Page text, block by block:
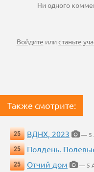
Ни одного
Войдите илистаньте
Также смотрите:
25 ВДНХ, 2023
— 5
25
Полдень.
25
Отчий дом
— 5